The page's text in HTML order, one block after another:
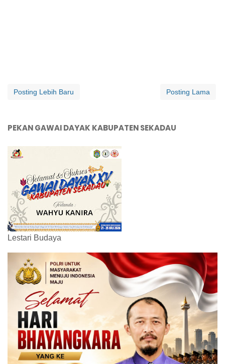
Posting Lebih Baru Posting Lama
PEKAN GAWAI DAYAK KABUPATEN SEKADAU
Lestari Budaya